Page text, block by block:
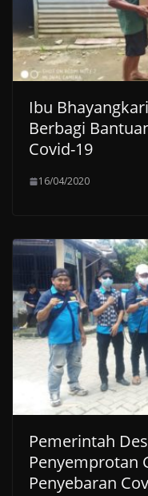
Ibu
Berbagi
Covid-19
16/04/2020
Pemerintah
Penyemprotan
Penyebaran